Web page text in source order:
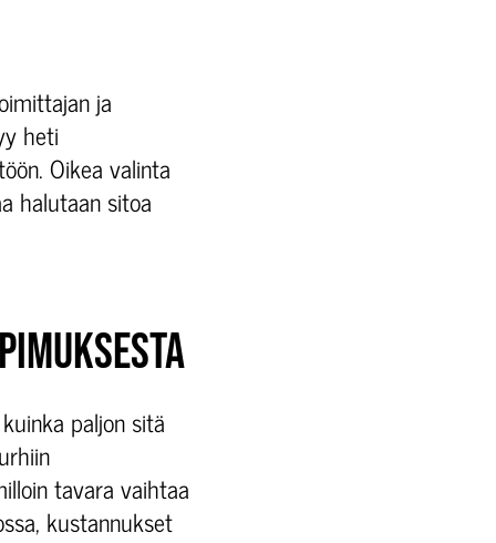
ja
heti
Oikea valinta
halutaan sitoa
paljon sitä
tavara vaihtaa
kustannukset